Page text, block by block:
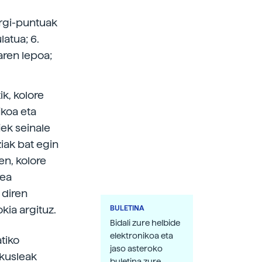
puntuak
6.
lepoa;
kolore
eta
seinale
bat egin
kolore
diren
argituz.
BULETINA
Bidali zure helbide
elektronikoa eta
jaso asteroko